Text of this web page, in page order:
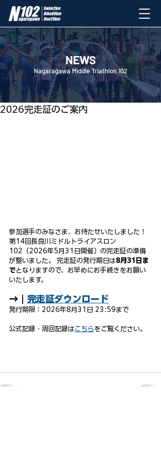
2026完走証のご案内
参加選手のみなさま、お待たせいたしました！
第14回長良川ミドルトライアスロン
102（2026年5月31日開催）の完走証の準備
が整いました。 完走証の発行期日は8月31日ま
でとなりますので、お早めにお手続きをお願い
いたします。
→｜ 完走証ダウンロード
発行期限：2026年8月31日 23:59まで
公式記録・周回記録はこちら をご覧ください。
NEWS
Nagaragawa Middle Triathlon 102